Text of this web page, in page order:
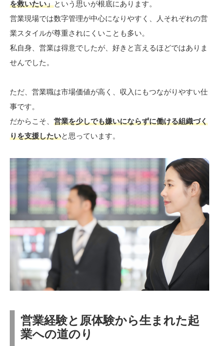
を救いたい」という思いが根底にあります。
営業現場では数字管理が中心になりやすく、人それぞれの営
業スタイルが尊重されにくいことも多い。
私自身、営業は得意でしたが、好きと言えるほどではありま
せんでした。
ただ、営業職は市場価値が高く、収入にもつながりやすい仕
事です。
だからこそ、 営業を少しでも嫌いにならずに働ける組織づく
りを支援したいと思っています。
営業経験と原体験から生まれた起
業への道のり